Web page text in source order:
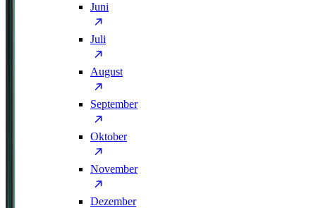
Juni
Juli
August
September
Oktober
November
Dezember